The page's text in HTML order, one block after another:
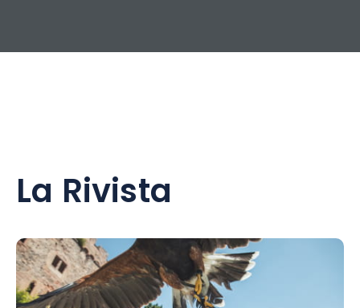
La Rivista